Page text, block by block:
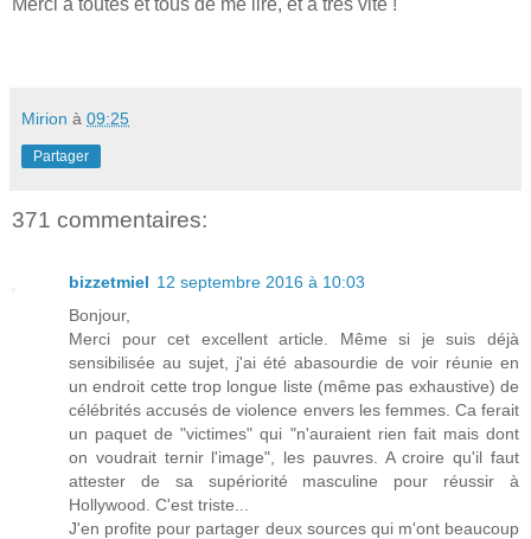
Merci à toutes et tous de me lire, et à très vite !
Mirion à 09:25
Partager
371 commentaires:
bizzetmiel 12 septembre 2016 à 10:03
Bonjour,
Merci pour cet excellent article. Même si je suis déjà
sensibilisée au sujet, j'ai été abasourdie de voir réunie en
un endroit cette trop longue liste (même pas exhaustive) de
célébrités accusés de violence envers les femmes. Ca ferait
un paquet de "victimes" qui "n'auraient rien fait mais dont
on voudrait ternir l'image", les pauvres. A croire qu'il faut
attester de sa supériorité masculine pour réussir à
Hollywood. C'est triste...
J'en profite pour partager deux sources qui m'ont beaucoup